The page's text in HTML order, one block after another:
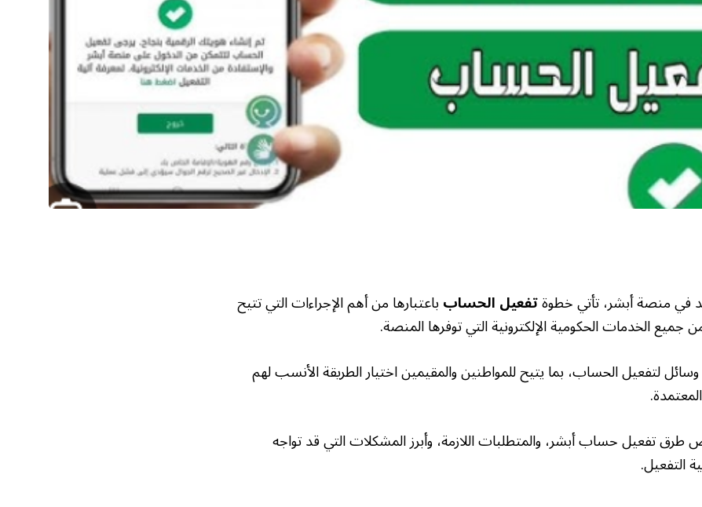
في منصة أبشر، تأتي خطوةتفعيل الحسابباعتبارها من أهم الإجراءات التي تتيح
جميع الخدمات الحكومية الإلكترونية التي توفرها المنصة.
لتفعيل الحساب، بما يتيح للمواطنين والمقيمين اختيار الطريقة الأنسب لهم
تفعيل حساب أبشر، والمتطلبات اللازمة، وأبرز المشكلات التي قد تواجه
التفعيل.